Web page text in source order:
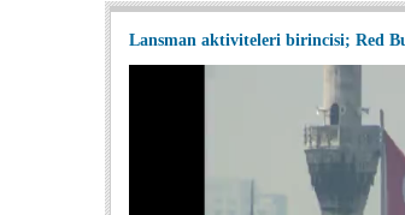
Lansman aktiviteleri birincisi; Red